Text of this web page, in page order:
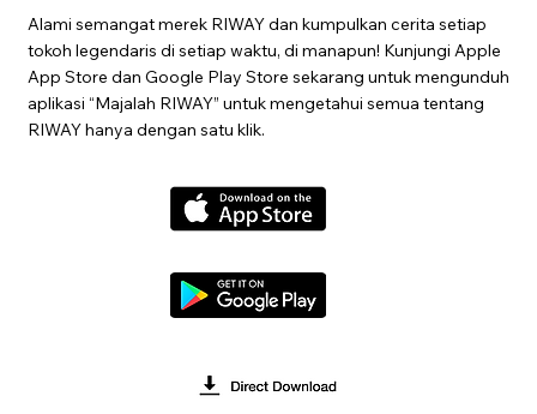
Alami semangat merek RIWAY dan kumpulkan cerita setiap
tokoh legendaris di setiap waktu, di manapun! Kunjungi Apple
App Store dan Google Play Store sekarang untuk mengunduh
aplikasi “Majalah RIWAY” untuk mengetahui semua tentang
RIWAY hanya dengan satu klik.